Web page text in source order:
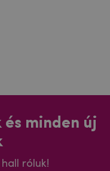
és minden új
róluk!